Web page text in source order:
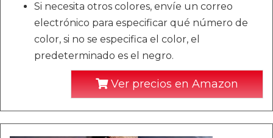
Si necesita otros colores, envíe un correo
electrónico para especificar qué número de
color, si no se especifica el color, el
predeterminado es el negro.
Ver precios en Amazon